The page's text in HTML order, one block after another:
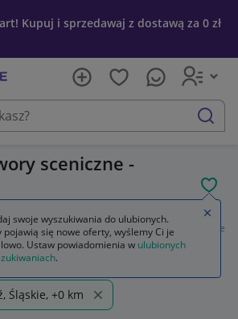
Kupuj i sprzedawaj z dostawą za 0 zł
szukaj
sceniczne -
Literatura piękna Dramaty, utwory sceniczne
sceniczne
Śląskie, +0 km
swoje wyszukiwania do ulubionych.
pojawią się nowe oferty, wyślemy Ci je
Ustaw powiadomienia w ulubionych
.